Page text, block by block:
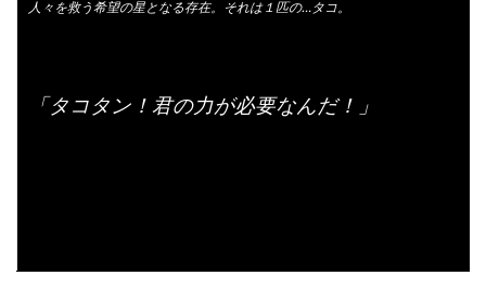
人々を救う希望の星となる存在。それは１匹の…タコ。
「タコタン！君の力が必要なんだ！」